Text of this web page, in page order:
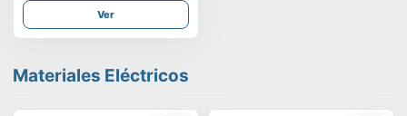
Ver
Materiales Eléctricos